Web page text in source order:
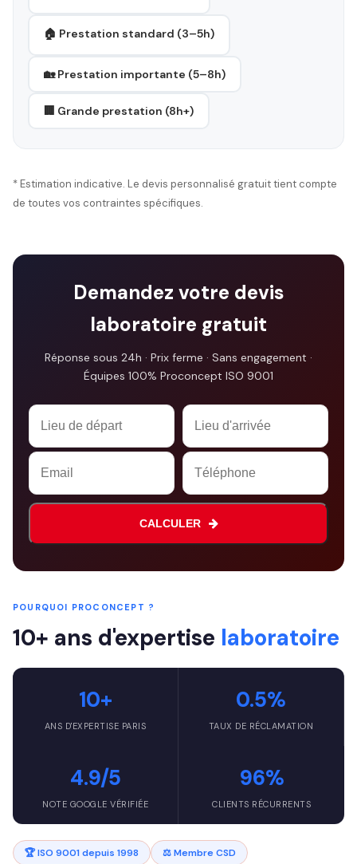
🏠 Prestation standard (3–5h)
🏡 Prestation importante (5–8h)
🏢 Grande prestation (8h+)
* Estimation indicative. Le devis personnalisé gratuit tient compte
de toutes vos contraintes spécifiques.
Demandez votre devis
laboratoire gratuit
Réponse sous 24h · Prix ferme · Sans engagement ·
Équipes 100% Proconcept ISO 9001
CALCULER
POURQUOI PROCONCEPT ?
10+ ans d'expertise laboratoire
10+
ANS D'EXPERTISE PARIS
0.5%
TAUX DE RÉCLAMATION
4.9/5
NOTE GOOGLE VÉRIFIÉE
96%
CLIENTS RÉCURRENTS
🏆 ISO 9001 depuis 1998
⚖️ Membre CSD